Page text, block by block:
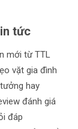
tức
mới từ TTL
vặt gia đình
hay
đánh giá
đáp